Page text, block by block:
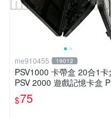
me910455 19012
PSV1000 卡帶盒 20合1卡
PSV 2000 遊戲記憶卡盒
卡盒 PSVita PSV 大容量 記
卡盒
$75